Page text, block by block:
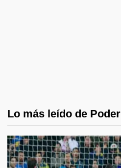
Lo más leído de Poder